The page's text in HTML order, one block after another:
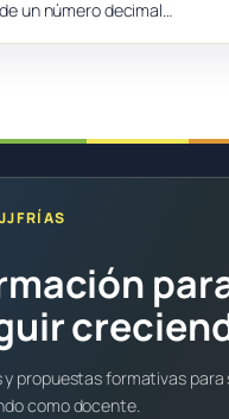
un número decimal…
y propuestas formativas para
como docente.